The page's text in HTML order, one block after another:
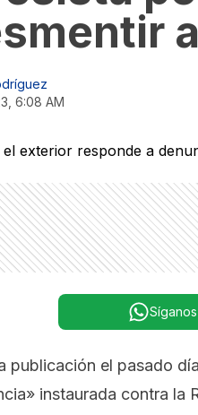
6:08 AM
publicación el pasado
instaurada contra la